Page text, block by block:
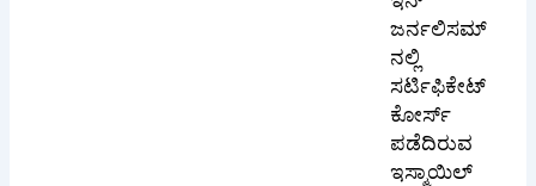
ಜರ್ನಲಿಸಮ್
ನಲ್ಲಿ
ಸರ್ಟಿಫಿಕೇಟ್
ಕೋರ್ಸ್
ಪಡೆದಿರುವ
ಇಸ್ಮಾಯಿಲ್